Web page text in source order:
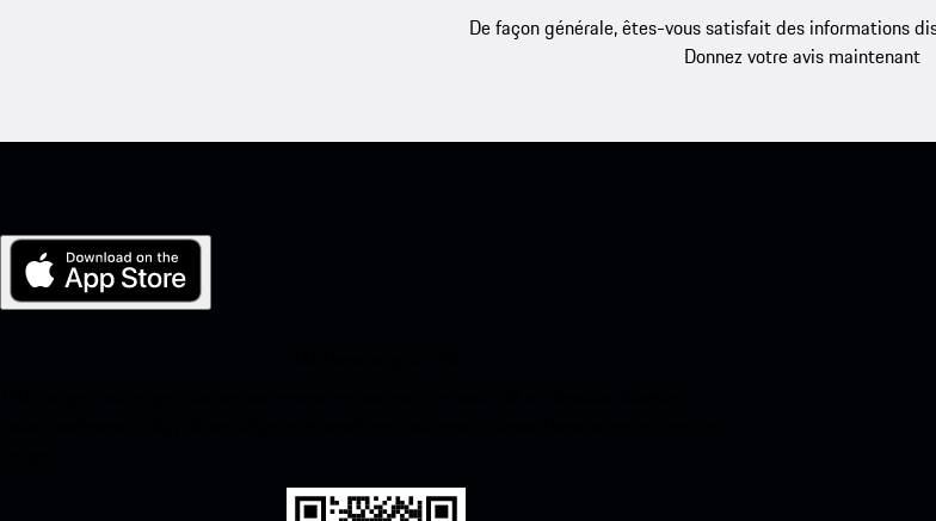
De façon générale, êtes-vous satisfait des informations
Donnez votre avis maintenant